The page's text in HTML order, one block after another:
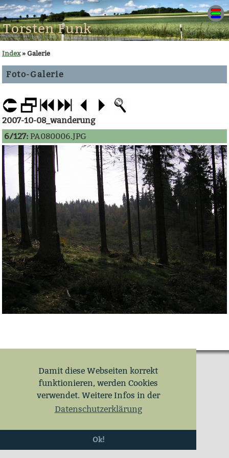
Damit diese Webseiten korrekt
funktionieren, werden Cookies
verwendet. Weitere Infos in der
Datenschutzerklärung
Ok!
Torsten Funk
Index» Galerie
Foto-Galerie
2007-10-08_wanderung
6/127: PA080006.JPG